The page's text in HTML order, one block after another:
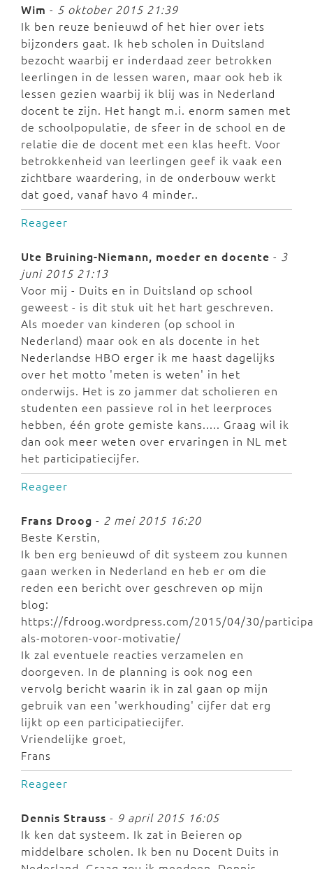
Wim - 5 oktober 2015 21:39
Ik ben reuze benieuwd of het hier over iets
bijzonders gaat. Ik heb scholen in Duitsland
bezocht waarbij er inderdaad zeer betrokken
leerlingen in de lessen waren, maar ook heb ik
lessen gezien waarbij ik blij was in Nederland
docent te zijn. Het hangt m.i. enorm samen met
de schoolpopulatie, de sfeer in de school en de
relatie die de docent met een klas heeft. Voor
betrokkenheid van leerlingen geef ik vaak een
zichtbare waardering, in de onderbouw werkt
dat goed, vanaf havo 4 minder..
Reageer
Ute Bruining-Niemann, moeder en docente - 3
juni 2015 21:13
Voor mij - Duits en in Duitsland op school
geweest - is dit stuk uit het hart geschreven.
Als moeder van kinderen (op school in
Nederland) maar ook en als docente in het
Nederlandse HBO erger ik me haast dagelijks
over het motto 'meten is weten' in het
onderwijs. Het is zo jammer dat scholieren en
studenten een passieve rol in het leerproces
hebben, één grote gemiste kans..... Graag wil ik
dan ook meer weten over ervaringen in NL met
het participatiecijfer.
Reageer
Frans Droog - 2 mei 2015 16:20
Beste Kerstin,
Ik ben erg benieuwd of dit systeem zou kunnen
gaan werken in Nederland en heb er om die
reden een bericht over geschreven op mijn
blog:
https://fdroog.wordpress.com/2015/04/30/
als-motoren-voor-motivatie/
Ik zal eventuele reacties verzamelen en
doorgeven. In de planning is ook nog een
vervolg bericht waarin ik in zal gaan op mijn
gebruik van een 'werkhouding' cijfer dat erg
lijkt op een participatiecijfer.
Vriendelijke groet,
Frans
Reageer
Dennis Strauss - 9 april 2015 16:05
Ik ken dat systeem. Ik zat in Beieren op
middelbare scholen. Ik ben nu Docent Duits in